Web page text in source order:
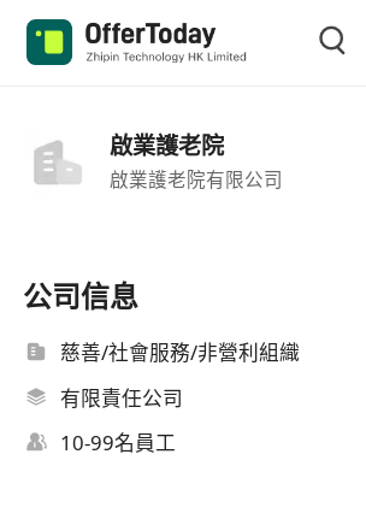
啟業護老院
啟業護老院有限公司
公司信息
慈善/社會服務/非營利組織
有限責任公司
10-99名員工